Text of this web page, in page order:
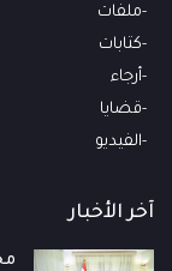
ملفات
كتابات
أرجاء
قضايا
الفيديو
آخر الأخبار